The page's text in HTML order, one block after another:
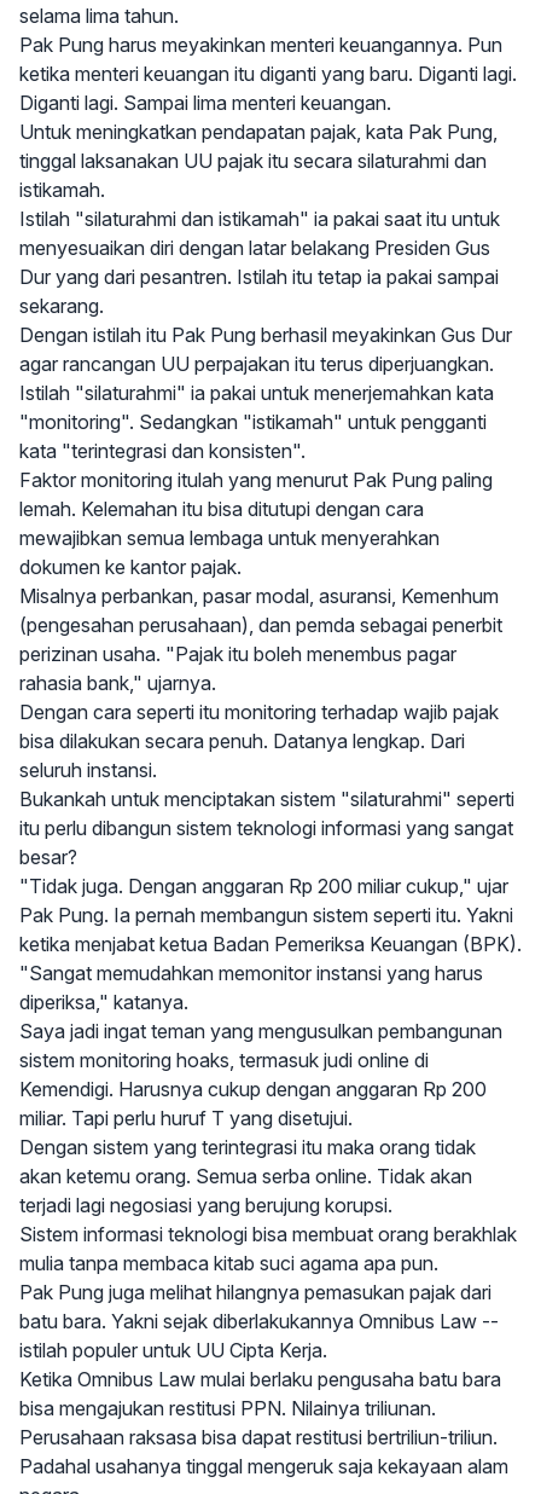
selama lima tahun.
Pak Pung harus meyakinkan menteri keuangannya. Pun
ketika menteri keuangan itu diganti yang baru. Diganti lagi.
Diganti lagi. Sampai lima menteri keuangan.
Untuk meningkatkan pendapatan pajak, kata Pak Pung,
tinggal laksanakan UU pajak itu secara silaturahmi dan
istikamah.
Istilah "silaturahmi dan istikamah" ia pakai saat itu untuk
menyesuaikan diri dengan latar belakang Presiden Gus
Dur yang dari pesantren. Istilah itu tetap ia pakai sampai
sekarang.
Dengan istilah itu Pak Pung berhasil meyakinkan Gus Dur
agar rancangan UU perpajakan itu terus diperjuangkan.
Istilah "silaturahmi" ia pakai untuk menerjemahkan kata
"monitoring". Sedangkan "istikamah" untuk pengganti
kata "terintegrasi dan konsisten".
Faktor monitoring itulah yang menurut Pak Pung paling
lemah. Kelemahan itu bisa ditutupi dengan cara
mewajibkan semua lembaga untuk menyerahkan
dokumen ke kantor pajak.
Misalnya perbankan, pasar modal, asuransi, Kemenhum
(pengesahan perusahaan), dan pemda sebagai penerbit
perizinan usaha. "Pajak itu boleh menembus pagar
rahasia bank," ujarnya.
Dengan cara seperti itu monitoring terhadap wajib pajak
bisa dilakukan secara penuh. Datanya lengkap. Dari
seluruh instansi.
Bukankah untuk menciptakan sistem "silaturahmi" seperti
itu perlu dibangun sistem teknologi informasi yang sangat
besar?
"Tidak juga. Dengan anggaran Rp 200 miliar cukup," ujar
Pak Pung. Ia pernah membangun sistem seperti itu. Yakni
ketika menjabat ketua Badan Pemeriksa Keuangan (BPK).
"Sangat memudahkan memonitor instansi yang harus
diperiksa," katanya.
Saya jadi ingat teman yang mengusulkan pembangunan
sistem monitoring hoaks, termasuk judi online di
Kemendigi. Harusnya cukup dengan anggaran Rp 200
miliar. Tapi perlu huruf T yang disetujui.
Dengan sistem yang terintegrasi itu maka orang tidak
akan ketemu orang. Semua serba online. Tidak akan
terjadi lagi negosiasi yang berujung korupsi.
Sistem informasi teknologi bisa membuat orang berakhlak
mulia tanpa membaca kitab suci agama apa pun.
Pak Pung juga melihat hilangnya pemasukan pajak dari
batu bara. Yakni sejak diberlakukannya Omnibus Law --
istilah populer untuk UU Cipta Kerja.
Ketika Omnibus Law mulai berlaku pengusaha batu bara
bisa mengajukan restitusi PPN. Nilainya triliunan.
Perusahaan raksasa bisa dapat restitusi bertriliun-triliun.
Padahal usahanya tinggal mengeruk saja kekayaan alam